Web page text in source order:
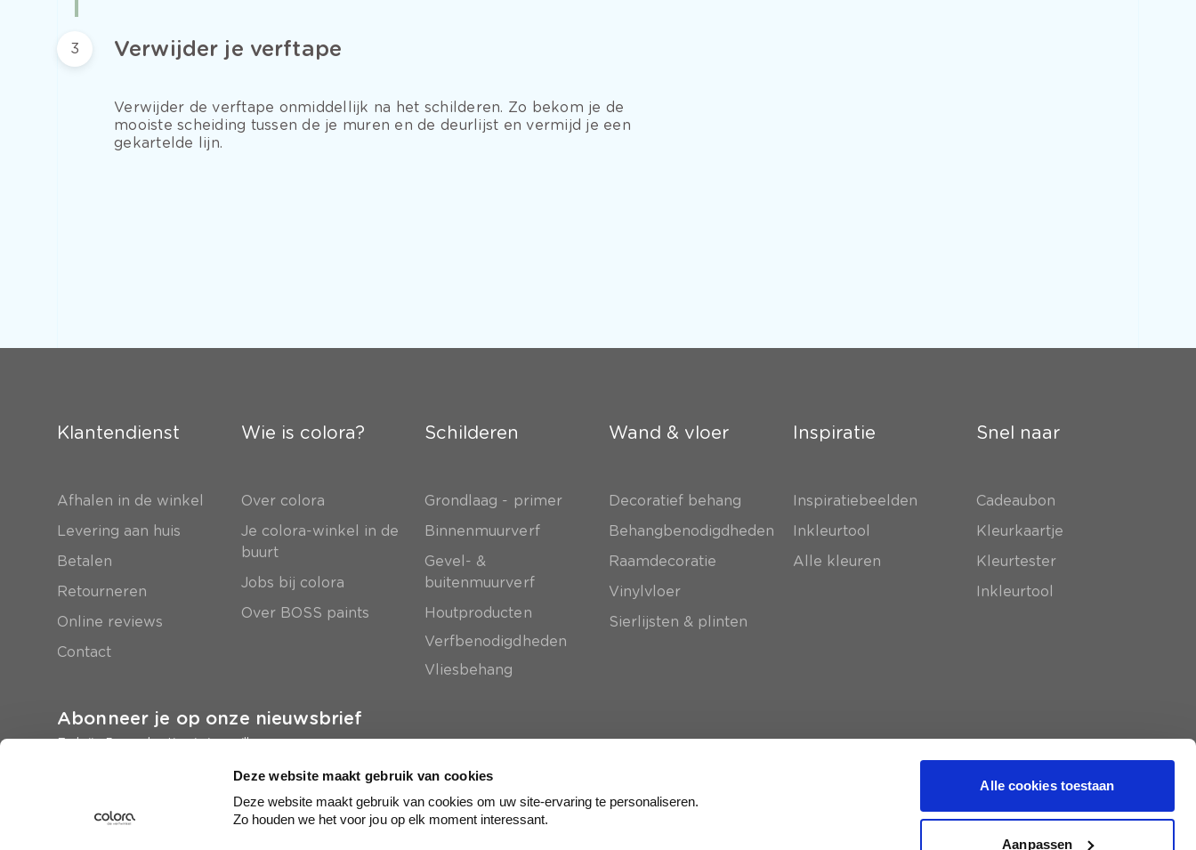
Deze website maakt gebruik van cookies
Deze website maakt gebruik van cookies om uw site-ervaring te personaliseren.
Zo houden we het voor jou op elk moment interessant.
Alle cookies toestaan
Aanpassen
3 Verwijder je verftape
Verwijder de verftape onmiddellijk na het schilderen. Zo bekom je de
mooiste scheiding tussen de je muren en de deurlijst en vermijd je een
gekartelde lijn.
Klantendienst
Afhalen in de winkel
Levering aan huis
Betalen
Retourneren
Online reviews
Contact
Wie is colora?
Over colora
Je colora-winkel in de
buurt
Jobs bij colora
Over BOSS paints
Schilderen
Grondlaag - primer
Binnenmuurverf
Gevel- &
buitenmuurverf
Houtproducten
Verfbenodigdheden
Vliesbehang
Wand & vloer
Decoratief behang
Behangbenodigdheden
Raamdecoratie
Vinylvloer
Sierlijsten & plinten
Inspiratie
Inspiratiebeelden
Inkleurtool
Alle kleuren
Snel naar
Cadeaubon
Kleurkaartje
Kleurtester
Inkleurtool
Abonneer je op onze nieuwsbrief
En krijg 5 euro korting in je mailbox
Inschrijven